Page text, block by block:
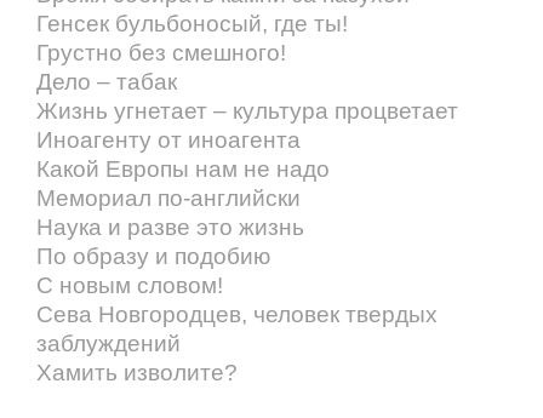
Генсек бульбоносый, где ты!
Грустно без смешного!
Дело – табак
Жизнь угнетает – культура процветает
Иноагенту от иноагента
Какой Европы нам не надо
Мемориал по-английски
Наука и разве это жизнь
По образу и подобию
С новым словом!
Сева Новгородцев, человек твердых
заблуждений
Хамить изволите?